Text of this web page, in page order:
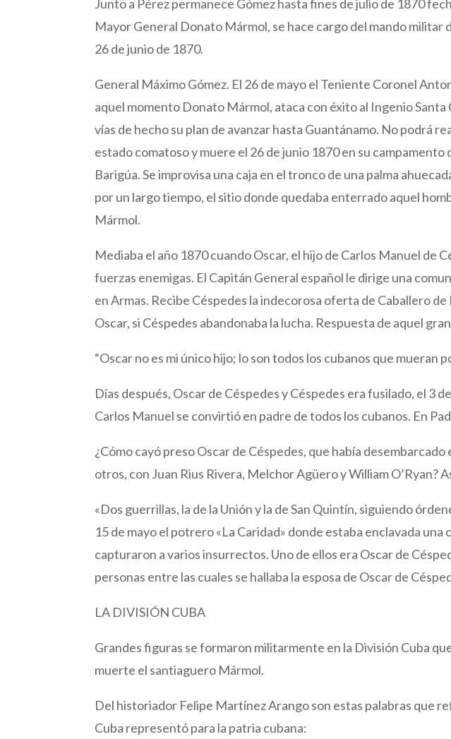
Junto a Pérez permanece Gómez hasta fines de julio de 1870
Mayor General Donato Mármol, se hace cargo del mando militar
26 de junio de 1870.
General Máximo Gómez. El 26 de mayo el Teniente Coronel
aquel momento Donato Mármol, ataca con éxito al Ingenio Santa
vías de hecho su plan de avanzar hasta Guantánamo. No podrá
estado comatoso y muere el 26 de junio 1870 en su campamento
Barigúa. Se improvisa una caja en el tronco de una palma
por un largo tiempo, el sitio donde quedaba enterrado aquel
Mármol.
Mediaba el año 1870 cuando Oscar, el hijo de Carlos Manuel de
fuerzas enemigas. El Capitán General español le dirige una
en Armas. Recibe Céspedes la indecorosa oferta de Caballero de
Oscar, si Céspedes abandonaba la lucha. Respuesta de aquel
“Oscar no es mi único hijo; lo son todos los cubanos que mueran
Días después, Oscar de Céspedes y Céspedes era fusilado, el 3
Carlos Manuel se convirtió en padre de todos los cubanos. En
¿Cómo cayó preso Oscar de Céspedes, que había
otros, con Juan Rius Rivera, Melchor Agüero y William O’Ryan?
«Dos guerrillas, la de la Unión y la de San Quintín, siguiendo
15 de mayo el potrero «La Caridad» donde estaba enclavada una
capturaron a varios insurrectos. Uno de ellos era Oscar de
personas entre las cuales se hallaba la esposa de Oscar de
LA DIVISIÓN CUBA
Grandes figuras se formaron militarmente en la División Cuba
muerte el santiaguero Mármol.
Del historiador Felipe Martínez Arango son estas palabras que
Cuba representó para la patria cubana: